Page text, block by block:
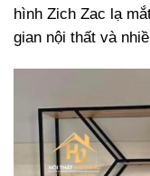
hình Zich Zac lạ
gian nội thất và